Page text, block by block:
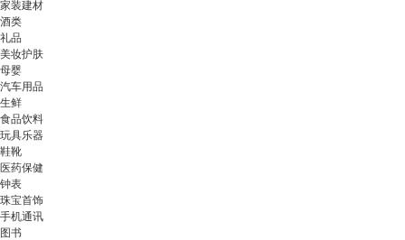
家装建材
酒类
礼品
美妆护肤
母婴
汽车用品
生鲜
食品饮料
玩具乐器
鞋靴
医药保健
钟表
珠宝首饰
手机通讯
图书